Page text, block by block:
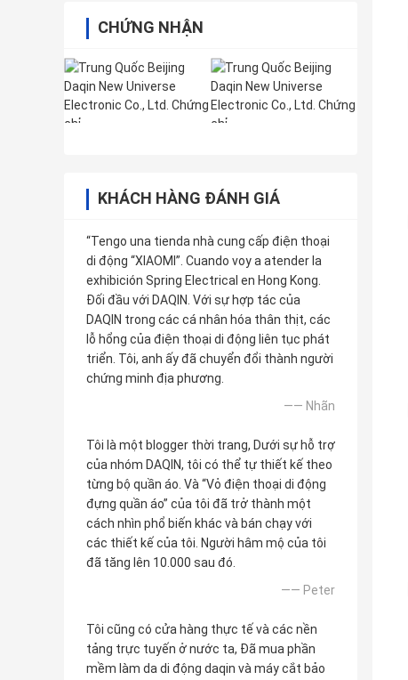
CHỨNG NHẬN
KHÁCH HÀNG ĐÁNH GIÁ
“Tengo una tienda nhà cung cấp điện thoại
di động “XIAOMI”. Cuando voy a atender la
exhibición Spring Electrical en Hong Kong.
Đối đầu với DAQIN. Với sự hợp tác của
DAQIN trong các cá nhân hóa thân thịt, các
lỗ hổng của điện thoại di động liên tục phát
triển. Tôi, anh ấy đã chuyển đổi thành người
chứng minh địa phương.
—— Nhãn
Tôi là một blogger thời trang, Dưới sự hỗ trợ
của nhóm DAQIN, tôi có thể tự thiết kế theo
từng bộ quần áo. Và “Vỏ điện thoại di động
đựng quần áo” của tôi đã trở thành một
cách nhìn phổ biến khác và bán chạy với
các thiết kế của tôi. Người hâm mộ của tôi
đã tăng lên 10.000 sau đó.
—— Peter
Tôi cũng có cửa hàng thực tế và các nền
tảng trực tuyến ở nước ta, Đã mua phần
mềm làm da di động daqin và máy cắt bảo